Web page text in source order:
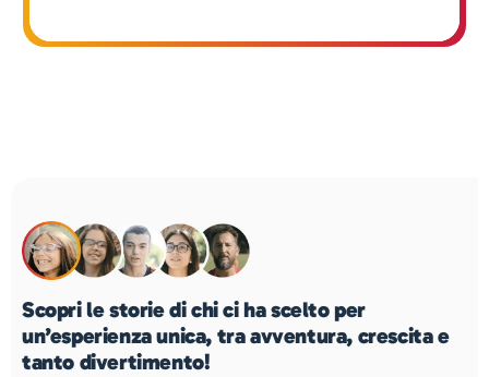
Scopri le storie di chi ci ha scelto per
un’esperienza unica, tra avventura, crescita e
tanto divertimento!